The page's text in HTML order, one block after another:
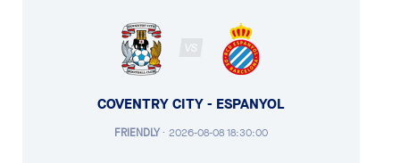
VS
COVENTRY CITY - ESPANYOL
FRIENDLY· 2026-08-08 18:30:00